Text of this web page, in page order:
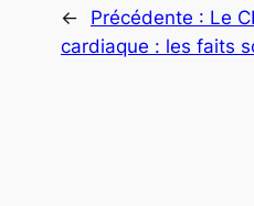
← Précédente : Le
cardiaque : les faits